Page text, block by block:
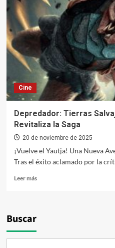
Cine
Depredador: Tierras
Revitaliza la Saga
20 de noviembre de 2025
¡Vuelve el Yautja! Una Nueva
Tras el éxito aclamado por la
Leer másLeer
La
Buscar